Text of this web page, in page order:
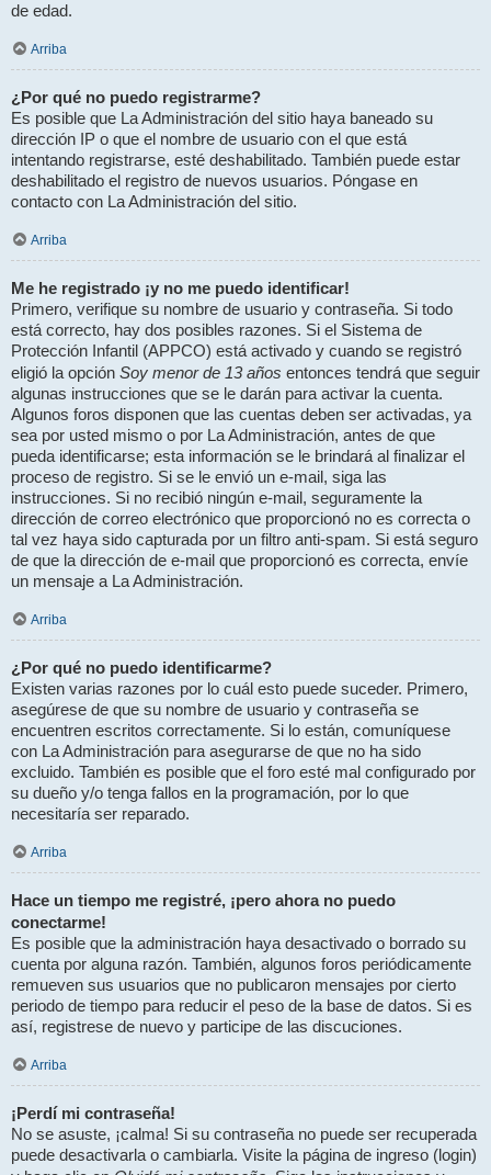
de edad.
Arriba
¿Por qué no puedo registrarme?
Es posible que La Administración del sitio haya baneado su
dirección IP o que el nombre de usuario con el que está
intentando registrarse, esté deshabilitado. También puede estar
deshabilitado el registro de nuevos usuarios. Póngase en
contacto con La Administración del sitio.
Arriba
Me he registrado ¡y no me puedo identificar!
Primero, verifique su nombre de usuario y contraseña. Si todo
está correcto, hay dos posibles razones. Si el Sistema de
Protección Infantil (APPCO) está activado y cuando se registró
eligió la opción Soy menor de 13 años entonces tendrá que seguir
algunas instrucciones que se le darán para activar la cuenta.
Algunos foros disponen que las cuentas deben ser activadas, ya
sea por usted mismo o por La Administración, antes de que
pueda identificarse; esta información se le brindará al finalizar el
proceso de registro. Si se le envió un e-mail, siga las
instrucciones. Si no recibió ningún e-mail, seguramente la
dirección de correo electrónico que proporcionó no es correcta o
tal vez haya sido capturada por un filtro anti-spam. Si está seguro
de que la dirección de e-mail que proporcionó es correcta, envíe
un mensaje a La Administración.
Arriba
¿Por qué no puedo identificarme?
Existen varias razones por lo cuál esto puede suceder. Primero,
asegúrese de que su nombre de usuario y contraseña se
encuentren escritos correctamente. Si lo están, comuníquese
con La Administración para asegurarse de que no ha sido
excluido. También es posible que el foro esté mal configurado por
su dueño y/o tenga fallos en la programación, por lo que
necesitaría ser reparado.
Arriba
Hace un tiempo me registré, ¡pero ahora no puedo
conectarme!
Es posible que la administración haya desactivado o borrado su
cuenta por alguna razón. También, algunos foros periódicamente
remueven sus usuarios que no publicaron mensajes por cierto
periodo de tiempo para reducir el peso de la base de datos. Si es
así, registrese de nuevo y participe de las discuciones.
Arriba
¡Perdí mi contraseña!
No se asuste, ¡calma! Si su contraseña no puede ser recuperada
puede desactivarla o cambiarla. Visite la página de ingreso (login)